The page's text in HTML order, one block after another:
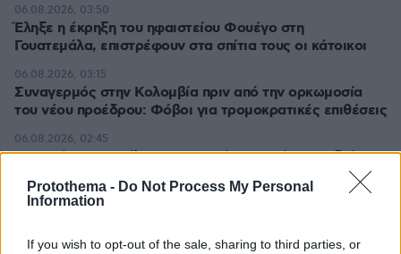
Protothema - Do Not Process My Personal
Information
If you wish to opt-out of the sale, sharing to third parties, or
Έληξε η έκρηξη του ηφαιστείου Φουέγο στη
Γουατεμάλα, επιστρέφουν στα σπίτια τους οι κάτοικοι
06.08.2026, 03:50
Συναγερμός στην Κολομβία πριν από την ορκωμοσία
του νέου προέδρου: Φόβοι για τρομοκρατικές επιθέσεις
06.08.2026, 03:15
Στροφή του Ισραήλ στη Λατινική Αμερική: Περιοδεία
06.08.2026, 02:45
και έκλεισε «ραντεβού» με την Γκοφ
06.08.2026, 02:14